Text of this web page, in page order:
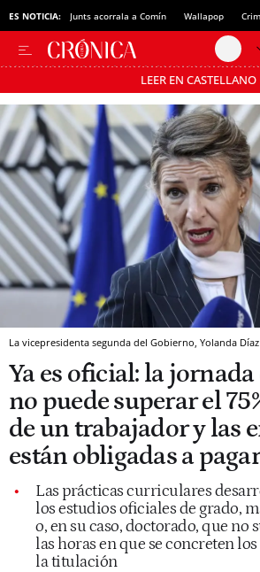
ES NOTICIA: Junts acorrala a Comín Wallapop
LEER EN CASTELLANO
Pásate al MODO AHORRO
La vicepresidenta segunda del Gobierno, Yolanda Díaz
Ya es oficial: la
no puede superar el
de un trabajador y las
están obligadas a
Las prácticas curriculares
los estudios oficiales de grado,
o, en su caso, doctorado, que no
las horas en que se concreten
la titulación